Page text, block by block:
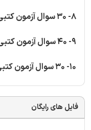
8- 30 سوال آزمون کتبی پرورش دهنده قارچ دکمه ای
9- 40 سوال آزمون کتبی پرورش دهنده قارچ دکمه ای
10- 30 سوال آزمون کتبی پرورش دهنده قارچ دکمه ای
فایل های رایگان